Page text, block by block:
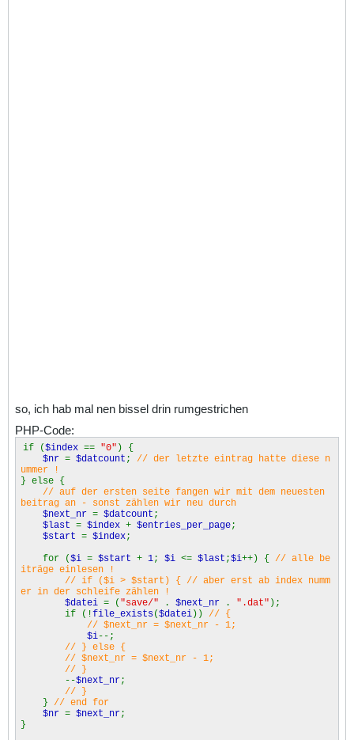
so, ich hab mal nen bissel drin rumgestrichen
PHP-Code:
if ($index == "0" ) {
$nr = $datcount ; // der letzte eintrag hatte diese n
ummer !
} else {
// auf der ersten seite fangen wir mit dem neuesten
beitrag an - sonst zählen wir neu durch
$next_nr = $datcount ;
$last = $index + $entries_per_page;
$start = $index;
for ($i = $start + 1; $i <= $last ;$i++) { // alle be
iträge einlesen !
// if ($i > $start) { // aber erst ab index numm
er in der schleife zählen !
$datei = ( "save/" . $next_nr . ".dat" );
if (!file_exists($datei)) // {
// $next_nr = $next_nr - 1;
$i--;
// } else {
// $next_nr = $next_nr - 1;
// }
--$next_nr;
// }
} // end for
$nr = $next_nr;
}